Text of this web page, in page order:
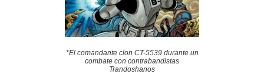
*El comandante clon CT-5539 durante un
combate con contrabandistas
Trandoshanos